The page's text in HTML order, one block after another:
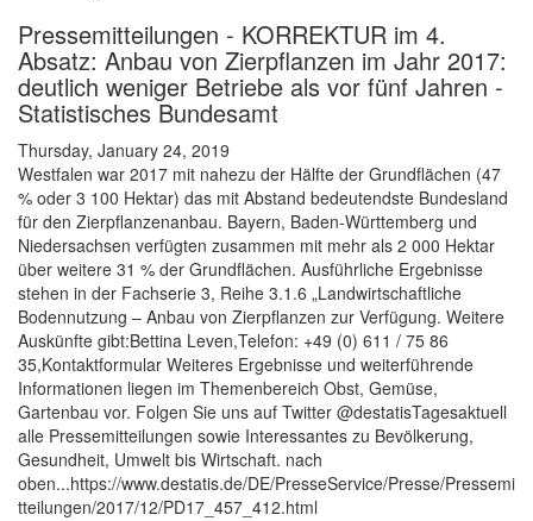
Pressemitteilungen - KORREKTUR im 4.
Absatz: Anbau von Zierpflanzen im Jahr 2017:
deutlich weniger Betriebe als vor fünf Jahren -
Statistisches Bundesamt
Thursday, January 24, 2019
Westfalen war 2017 mit nahezu der Hälfte der Grundflächen (47
% oder 3 100 Hektar) das mit Abstand bedeutendste Bundesland
für den Zierpflanzenanbau. Bayern, Baden-Württemberg und
Niedersachsen verfügten zusammen mit mehr als 2 000 Hektar
über weitere 31 % der Grundflächen. Ausführliche Ergebnisse
stehen in der Fachserie 3, Reihe 3.1.6 „Landwirtschaftliche
Bodennutzung – Anbau von Zierpflanzen zur Verfügung. Weitere
Auskünfte gibt:Bettina Leven,Telefon: +49 (0) 611 / 75 86
35,Kontaktformular Weiteres Ergebnisse und weiterführende
Informationen liegen im Themenbereich Obst, Gemüse,
Gartenbau vor. Folgen Sie uns auf Twitter @destatisTagesaktuell
alle Pressemitteilungen sowie Interessantes zu Bevölkerung,
Gesundheit, Umwelt bis Wirtschaft. nach
oben...https://www.destatis.de/DE/PresseService/Presse/Pressemi
tteilungen/2017/12/PD17_457_412.html